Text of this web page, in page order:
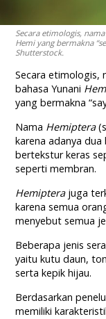
Secara etimologis,
Hemi yang bermakna
Shutterstock.
Secara etimologis,
bahasa Yunani
yang bermakna
Nama Hemiptera
karena adanya
bertekstur keras
seperti membran.
Hemipterajuga
karena semua
menyebut semua
Beberapa jenis
yaitu kutu daun,
serta kepik hijau.
Berdasarkan
memiliki